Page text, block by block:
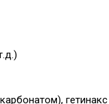
гетинакс